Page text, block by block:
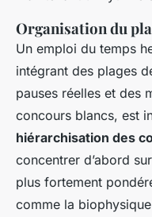
Organisation du
Un emploi du temps
intégrant des plages
pauses réelles et des
concours blancs, est
hiérarchisation des
concentrer d’abord
plus fortement
comme la